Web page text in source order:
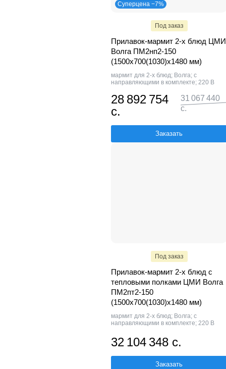
Суперцена −7%
Под заказ
Прилавок-мармит 2-х блюд ЦМИ
Волга ПМ2нп2-150
(1500х700(1030)х1480 мм)
мармит для 2-х блюд; Волга; с
направляющими в комплекте; 220 В
28 892 754
с.
31 067 440
с.
Заказать
Под заказ
Прилавок-мармит 2-х блюд с
тепловыми полками ЦМИ Волга
ПМ2пт2-150
(1500х700(1030)х1480 мм)
мармит для 2-х блюд; Волга; с
направляющими в комплекте; 220 В
32 104 348 с.
Заказать